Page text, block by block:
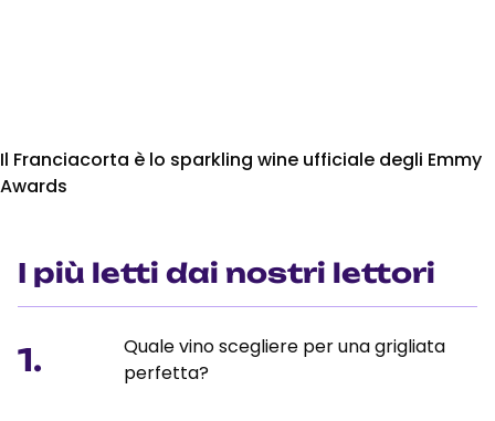
Il Franciacorta è lo sparkling wine ufficiale degli Emmy
Awards
I più letti dai nostri lettori
1.
Quale vino scegliere per una grigliata
perfetta?